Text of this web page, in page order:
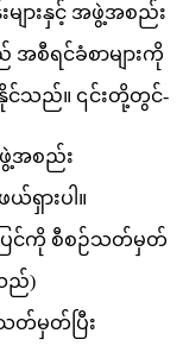
မနင အဖအစည
အစရငခစမက
ငသည။ ၎ငတတင-
ဖအစည
ဖယရပ ။
ပငက စစဉသတမတ
ည)
တမတ ပ